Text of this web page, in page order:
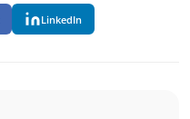
LinkedIn